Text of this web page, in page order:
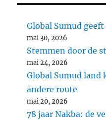
Global Sumud
mai 30, 2026
Stemmen door de
mai 24, 2026
Global Sumud land
andere route
mai 20, 2026
78 jaar Nakba: de